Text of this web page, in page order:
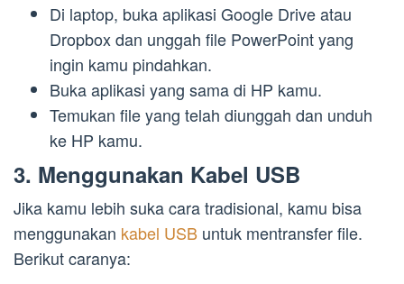
Di laptop, buka aplikasi Google Drive atau
Dropbox dan unggah file PowerPoint yang
ingin kamu pindahkan.
Buka aplikasi yang sama di HP kamu.
Temukan file yang telah diunggah dan unduh
ke HP kamu.
3. Menggunakan Kabel USB
Jika kamu lebih suka cara tradisional, kamu bisa
menggunakan kabel USB untuk mentransfer file.
Berikut caranya: